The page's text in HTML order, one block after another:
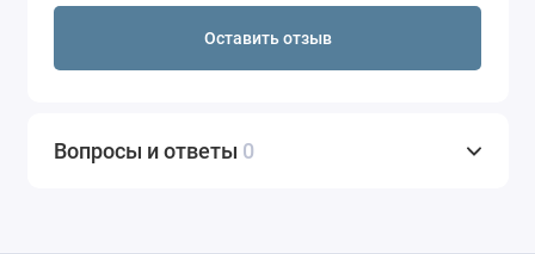
Оставить отзыв
Вопросы и ответы 0